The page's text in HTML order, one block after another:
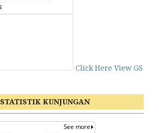
Click Here View GS
STATISTIK KUNJUNGAN